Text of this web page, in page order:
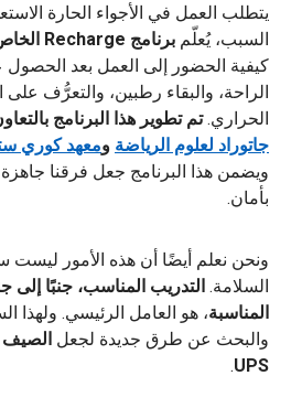
يتطلب العمل في الأجواء الحارة
السبب، يُعلّم برنامج Recharge الخاص بشركة UPS
كيفية الحضور إلى العمل بعد
الراحة، والبقاء رطبين، والتعرُّف على
الحراري.تم تطوير هذا البرنامج
جاتوراد لعلوم الرياضة ومعهد كوري
ويضمن هذا البرنامج جعل فرقنا
بأمان.
ونحن نعلم أيضًا أن هذه الأمور
السلامة. التدريب المناسب، جنبًا إلى
المناسبة، هو العامل الرئيسي. ولهذا
والبحث عن طرق جديدة لجعل الصيف
UPS
.